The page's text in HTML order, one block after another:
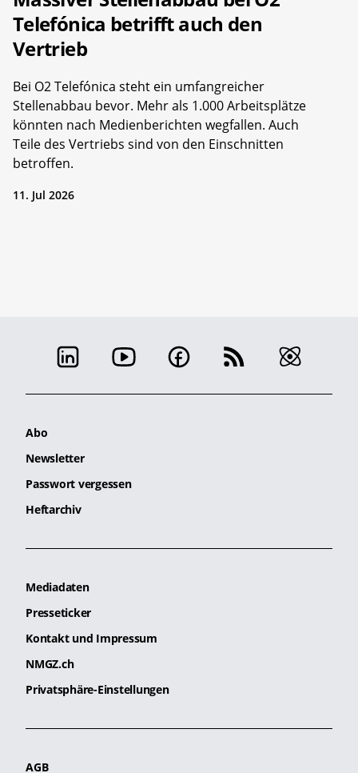
Telefónica betrifft auch den
Vertrieb
Bei O2 Telefónica steht ein umfangreicher
Stellenabbau bevor. Mehr als 1.000 Arbeitsplätze
könnten nach Medienberichten wegfallen. Auch
Teile des Vertriebs sind von den Einschnitten
betroffen.
11. Jul 2026
Abo
Newsletter
Passwort vergessen
Heftarchiv
Mediadaten
Presseticker
Kontakt und Impressum
NMGZ.ch
Privatsphäre-Einstellungen
AGB